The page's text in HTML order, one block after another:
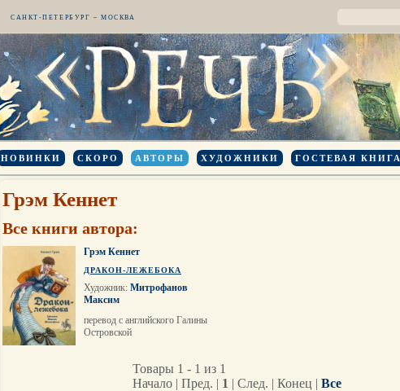
САНКТ-ПЕТЕРБУРГ – МОСКВА
НОВИНКИ СКОРО АВТОРЫ ХУДОЖНИКИ ГОСТЕВАЯ КНИГА
Грэм Кеннет
Все книги автора:
Грэм Кеннет
ДРАКОН-ЛЕЖЕБОКА
Художник: Митрофанов
Максим
перевод с английского Галины
Островской
Товары 1 - 1 из 1
Начало | Пред. | 1 | След. | Конец | Все